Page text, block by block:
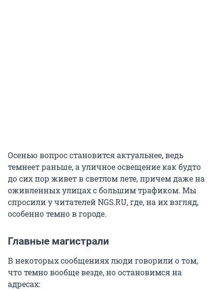
Осенью вопрос становится актуальнее, ведь
темнеет раньше, а уличное освещение как будто
до сих пор живет в светлом лете, причем даже на
оживленных улицах с большим трафиком. Мы
спросили у читателей NGS.RU, где, на их взгляд,
особенно темно в городе.
Главные магистрали
В некоторых сообщениях люди говорили о том,
что темно вообще везде, но остановимся на
адресах: